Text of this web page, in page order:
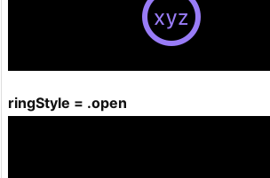
ringStyle = .open